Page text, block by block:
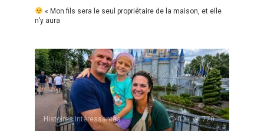
« Mon fils sera le seul propriétaire de la maison, et elle
n’y aura
Histoires Intéressantes 0 770